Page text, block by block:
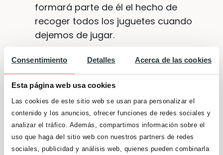
Consentimiento Detalles Acerca de las cookies
Esta página web usa cookies
Las cookies de este sitio web se usan para personalizar el
contenido y los anuncios, ofrecer funciones de redes sociales y
analizar el tráfico. Además, compartimos información sobre el
uso que haga del sitio web con nuestros partners de redes
sociales, publicidad y análisis web, quienes pueden combinarla
formará parte de él el hecho de
recoger todos los juguetes cuando
dejemos de jugar.
Fomenta el contacto tanto con niños
de su edad como con niños mayores.
Lo importante es que aceptes el
desarrollo individual de tu hijo
fomentando sus capacidades.
Los juegos ofrecen una posibilidad
excelente para tranquilizar a tu hijo